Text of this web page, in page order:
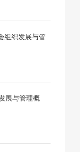
组织发展与管
展与管理概